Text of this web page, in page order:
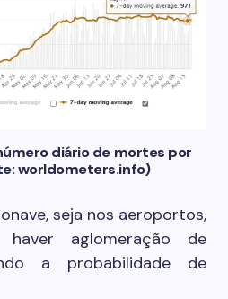
diário de mortes por
worldometers.info)
seja nos aeroportos,
aglomeração de
a probabilidade de